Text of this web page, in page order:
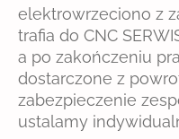
elektrowrzeciono z
trafia do CNC
a po zakończeniu
dostarczone z
zabezpieczenie
ustalamy